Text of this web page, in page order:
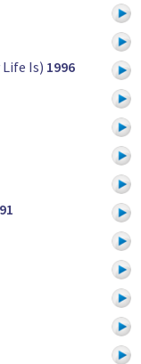
Life Is) 1996